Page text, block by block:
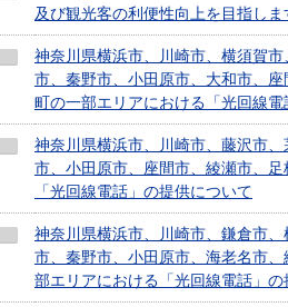
及び観光客の利便性向上を目指しま
神奈川県横浜市、川崎市、横須賀
市、秦野市、小田原市、大和市、
町の一部エリアにおける「光回線
神奈川県横浜市、川崎市、藤沢市
市、小田原市、座間市、綾瀬市、
「光回線電話」の提供について
神奈川県横浜市、川崎市、鎌倉市
市、秦野市、小田原市、海老名市
部エリアにおける「光回線電話」